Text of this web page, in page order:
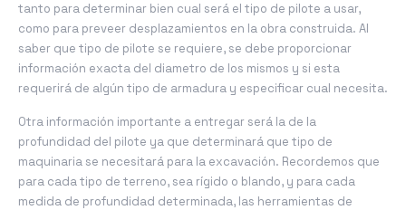
tanto para determinar bien cual será el tipo de pilote a usar,
como para preveer desplazamientos en la obra construida. Al
saber que tipo de pilote se requiere, se debe proporcionar
información exacta del diametro de los mismos y si esta
requerirá de algún tipo de armadura y especificar cual necesita.
Otra información importante a entregar será la de la
profundidad del pilote ya que determinará que tipo de
maquinaria se necesitará para la excavación. Recordemos que
para cada tipo de terreno, sea rígido o blando, y para cada
medida de profundidad determinada, las herramientas de